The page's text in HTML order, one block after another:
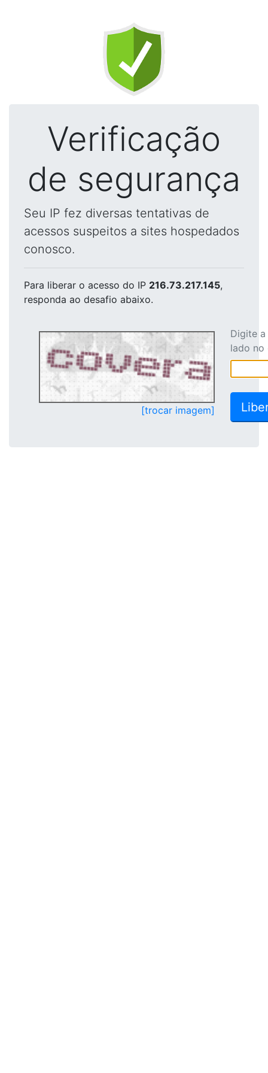
Verificação
de segurança
Seu IP fez diversas tentativas de
acessos suspeitos a sites hospedados
conosco.
Para liberar o acesso do IP 216.73.217.145,
responda ao desafio abaixo.
[trocar imagem]
Digite
lado no